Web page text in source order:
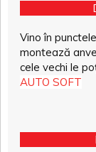
Vino în
montează
cele vechi le
AUTO SOFT